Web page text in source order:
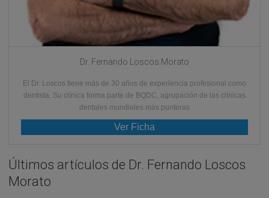
Dr. Fernando Loscos Morato
El Dr. Loscos tiene más de 30 años de experiencia profesional como
dentista. Su clínica forma parte de BQDC, agrupación de las clínicas
dentales mundiales más punteras
Ver Ficha
Últimos artículos de Dr. Fernando Loscos
Morato